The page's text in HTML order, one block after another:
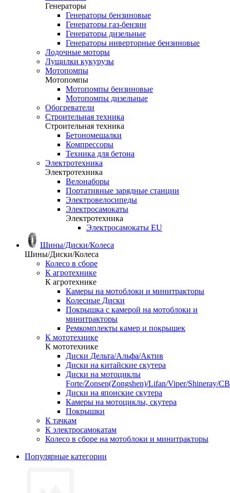
Генераторы
Генераторы бензиновые
Генераторы газ-бензин
Генераторы дизельные
Генераторы инверторные бензиновые
Лодочные моторы
Лущилки кукурузы
Мотопомпы
Мотопомпы
Мотопомпы бензиновые
Мотопомпы дизельные
Обогреватели
Строительная техника
Строительная техника
Бетономешалки
Компрессоры
Техника для бетона
Электротехника
Электротехника
Велонаборы
Портативные зарядные станции
Электровелосипеды
Электросамокаты
Электротехника
Электросамокаты EU
Шины/Диски/Колеса
Шины/Диски/Колеса
Колесо в сборе
К агротехнике
К агротехнике
Камеры на мотоблоки и минитракторы
Колесные Диски
Покрышка с камерой на мотоблоки и
минитракторы
Ремкомплекты камер и покрышек
К мототехнике
К мототехнике
Диски Дельта/Альфа/Актив
Диски на китайские скутера
Диски на мотоциклы
Forte/Zonsen(Zongshen)/Lifan/Viper/Shineray/CB
Диски на японские скутера
Камеры на мотоциклы, скутера
Покрышки
К тачкам
К электросамокатам
Колесо в сборе на мотоблоки и минитракторы
Популярные категории